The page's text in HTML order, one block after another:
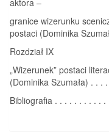
granice wizerunku
postaci (Dominika
Rozdział IX
„Wizerunek” postaci
(Dominika Szumała) . . .
Bibliografia . . . . . . . . . .